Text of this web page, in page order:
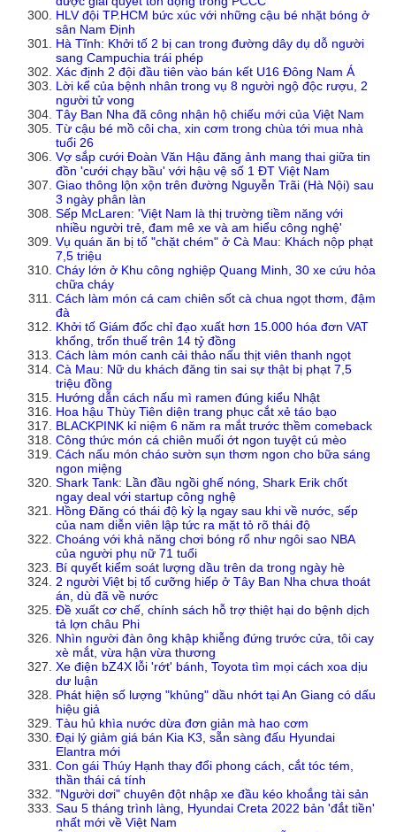
HLV đội TP.HCM bức xúc với những cậu bé nhặt bóng ở
sân Nam Định
Hà Tĩnh: Khởi tố 2 bị can trong đường dây dụ dỗ người
sang Campuchia trái phép
Xác định 2 đội đầu tiên vào bán kết U16 Đông Nam Á
Lời kể của bệnh nhân trong vụ 8 người ngộ độc rượu, 2
người tử vong
Tây Ban Nha đã công nhận hộ chiếu mới của Việt Nam
Từ cậu bé mồ côi cha, xin cơm trong chùa tới mua nhà
tuổi 26
Vợ sắp cưới Đoàn Văn Hậu đăng ảnh mang thai giữa tin
đồn 'cưới chạy bầu' với hậu vệ số 1 ĐT Việt Nam
Giao thông lộn xộn trên đường Nguyễn Trãi (Hà Nội) sau
3 ngày phân làn
Sếp McLaren: 'Việt Nam là thị trường tiềm năng với
nhiều người trẻ, đam mê xe và am hiểu công nghệ'
Vụ quán ăn bị tố "chặt chém" ở Cà Mau: Khách nộp phạt
7,5 triệu
Cháy lớn ở Khu công nghiệp Quang Minh, 30 xe cứu hỏa
chữa cháy
Cách làm món cá cam chiên sốt cà chua ngọt thơm, đậm
đà
Khởi tố Giám đốc chỉ đạo xuất hơn 15.000 hóa đơn VAT
khống, trốn thuế trên 14 tỷ đồng
Cách làm món canh cải thảo nấu thịt viên thanh ngọt
Cà Mau: Nữ du khách đăng tin sai sự thật bị phạt 7,5
triệu đồng
Hướng dẫn cách nấu mì ramen đúng kiểu Nhật
Hoa hậu Thùy Tiên diện trang phục cắt xẻ táo bạo
BLACKPINK kỉ niệm 6 năm ra mắt trước thềm comeback
Công thức món cá chiên muối ớt ngon tuyệt cú mèo
Cách nấu món cháo sườn sụn thơm ngon cho bữa sáng
ngon miệng
Shark Tank: Lần đầu ngồi ghế nóng, Shark Erik chốt
ngay deal với startup công nghệ
Hồng Đăng có thái độ kỳ lạ ngay sau khi về nước, sếp
của nam diễn viên lập tức ra mặt tỏ rõ thái độ
Choáng với khả năng chơi bóng rổ như ngôi sao NBA
của người phụ nữ 71 tuổi
Bí quyết kiểm soát lượng dầu trên da trong ngày hè
2 người Việt bị tố cưỡng hiếp ở Tây Ban Nha chưa thoát
án, dù đã về nước
Đề xuất cơ chế, chính sách hỗ trợ thiệt hại do bệnh dịch
tả lợn châu Phi
Nhìn người đàn ông khập khiễng đứng trước cửa, tôi cay
xè mắt, vừa hận vừa thương
Xe điện bZ4X lỗi 'rớt' bánh, Toyota tìm mọi cách xoa dịu
dư luận
Phát hiện số lượng "khủng" dầu nhớt tại An Giang có dấu
hiệu giả
Tàu hủ khìa nước dừa đơn giản mà hao cơm
Đại lý giảm giá bán Kia K3, sẵn sàng đấu Hyundai
Elantra mới
Con gái Thúy Hạnh thay đổi phong cách, cắt tóc tém,
thần thái cá tính
"Người dơi" chuyên đột nhập xe đầu kéo khoắng tài sản
Sau 5 tháng trình làng, Hyundai Creta 2022 bản 'đắt tiền'
nhất mới về Việt Nam